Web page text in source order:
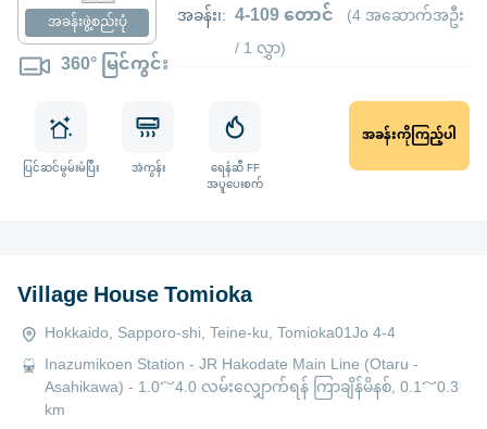
အခန်းဖွဲ့စည်းပုံ
360° မြင်ကွင်း
အခန်း၊: 4-109 တောင် (4 အဆောက်အဦး
/ 1 လွှာ)
ပြင်ဆင်မွမ်းမံပြီး အဲကွန်း ရေနံဆီ FF
အပူပေးစက်
အခန်းကိုကြည့်ပါ
Village House Tomioka
Hokkaido, Sapporo-shi, Teine-ku, Tomioka01Jo 4-4
Inazumikoen Station - JR Hakodate Main Line (Otaru -
Asahikawa) - 1.0～4.0 လမ်းလျှောက်ရန် ကြာချိန်မိနစ်, 0.1～0.3
km